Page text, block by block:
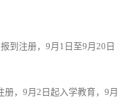
到注册，9月1日至9月20日
，9月2日起入学教育，9月